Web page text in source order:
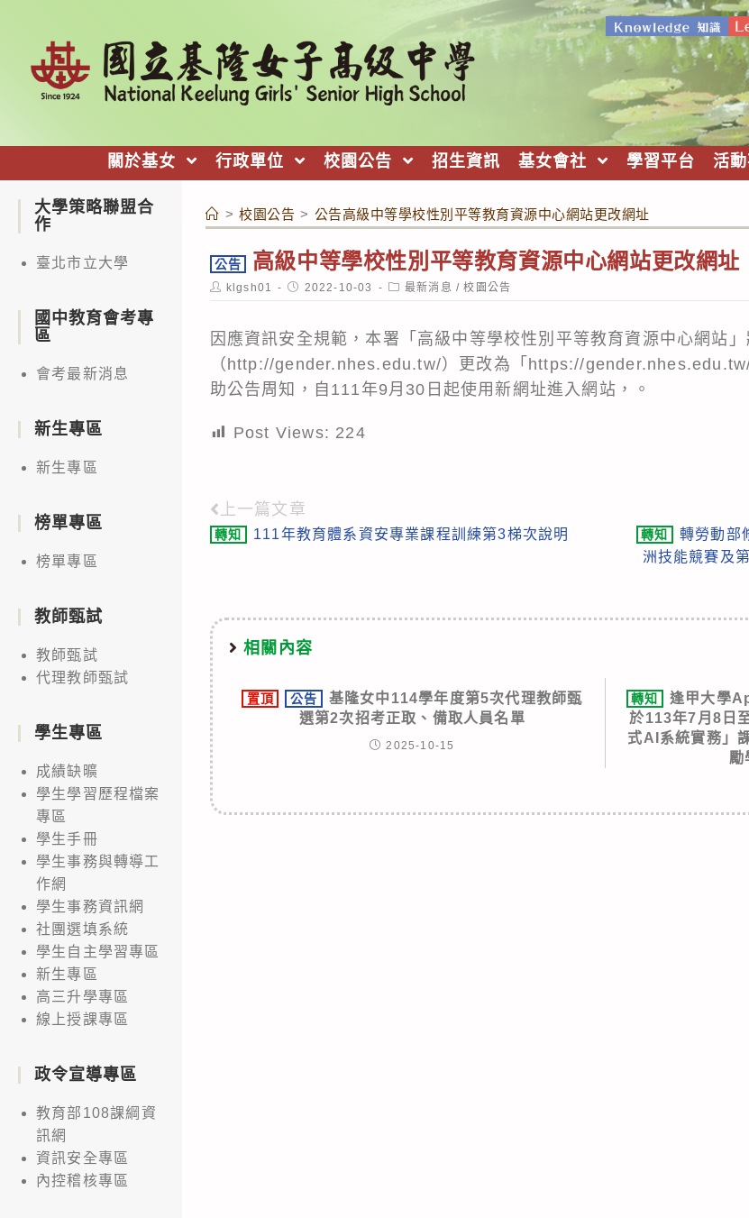
關於基女 行政單位 校園公告 招生資訊 基女會社 學習平台 活
> 校園公告 > 公告高級中等學校性別平等教育資源中心網站更改網址
公告 高級中等學校性別平等教育資源中心網站更改網址
Post
author:
klgsh01
Post
published:
2022-10-03
Post
category:
最新消息 / 校園公告
因應資訊安全規範，本署「高級中等學校性別平等教育資源中心網站
（http://gender.nhes.edu.tw/）更改為「https://
助公告周知，自111年9月30日起使用新網址進入網站，。
Post Views: 224
Read
more
上一篇文章
轉知 111年教育體系資安專業課程訓練第3梯次說明 轉知
轉勞動部
洲技能競賽及
相關內容
置頂 公告
基隆女中114學年度第5次代理教師甄
選第2次招考正取、備取人員名單
2025-10-15
轉知
逢甲大學
於113年7月8日
式AI系統實務」
勵
大學策略聯盟合
作
臺北市立大學
國中教育會考專
區
會考最新消息
新生專區
新生專區
榜單專區
榜單專區
教師甄試
教師甄試
代理教師甄試
學生專區
成績缺曠
學生學習歷程檔案
專區
學生手冊
學生事務與轉導工
作網
學生事務資訊網
社團選填系統
學生自主學習專區
新生專區
高三升學專區
線上授課專區
政令宣導專區
教育部108課綱資
訊網
資訊安全專區
內控稽核專區